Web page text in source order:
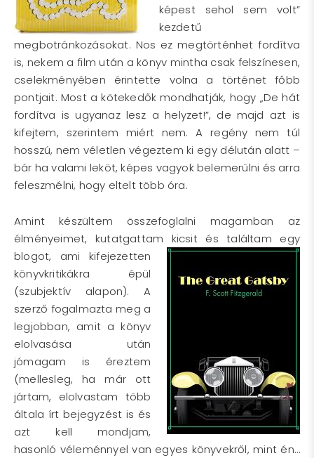
képest sehol sem volt”
kezdetű
megbotránkozásokat. Nos ez megtörténhet fordítva
is, nekem a film után a könyv mintha csak felszínesen,
cselekményében érintette volna a történet főbb
pontjait. Most a kötekedők mondhatják, hogy „De hát
fordítva is ugyanaz lesz a helyzet!”, de majd azt is
kifejtem, szerintem miért nem. A regény nem túl
hosszú, nem véletlen végeztem ki egy délután alatt –
bár ha valami leköt, képes vagyok belemerülni és arra
feleszmélni, hogy eltelt több óra.
Amint készültem összefoglalni magamban az
élményeimet, kutatgattam kicsit és találtam egy
blogot, ami kifejezetten
könyvkritikákra épül
(szubjektív alapon). A
szerző fogalmazta meg a
legjobban, amit a könyv
elolvasása után
jómagam is éreztem
(mellesleg, ha már ott
jártam, elolvastam több
általa írt bejegyzést is és
azt kell mondjam,
hasonló véleménnyel van egyes könyvekről, mint én…